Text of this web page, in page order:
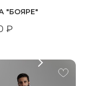
"БОЯРЕ"
₽